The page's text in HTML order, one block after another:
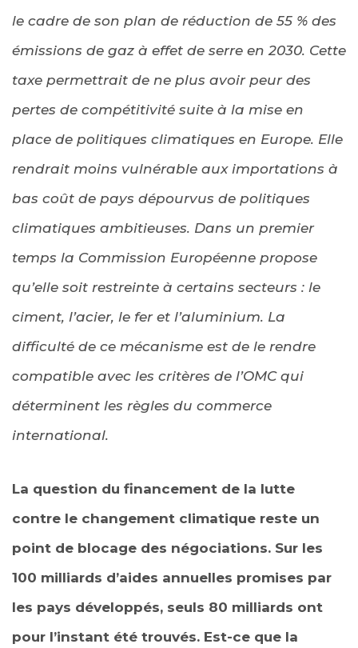
le cadre de son plan de réduction de 55 % des
émissions de gaz à effet de serre en 2030. Cette
taxe permettrait de ne plus avoir peur des
pertes de compétitivité suite à la mise en
place de politiques climatiques en Europe. Elle
rendrait moins vulnérable aux importations à
bas coût de pays dépourvus de politiques
climatiques ambitieuses. Dans un premier
temps la Commission Européenne propose
qu’elle soit restreinte à certains secteurs : le
ciment, l’acier, le fer et l’aluminium. La
difficulté de ce mécanisme est de le rendre
compatible avec les critères de l’OMC qui
déterminent les règles du commerce
international.
La question du financement de la lutte
contre le changement climatique reste un
point de blocage des négociations. Sur les
100 milliards d’aides annuelles promises par
les pays développés, seuls 80 milliards ont
pour l’instant été trouvés. Est-ce que la